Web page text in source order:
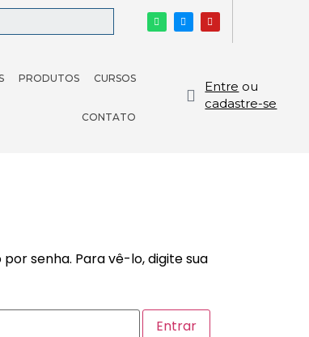
PRODUTOS CURSOS
CONTATO
Entre ou
cadastre-se
senha. Para vê-lo, digite sua